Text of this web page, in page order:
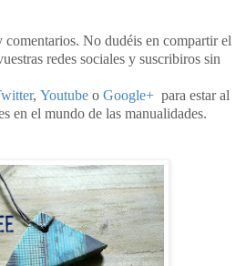
No dudéis en compartir el
redes sociales y suscribiros sin
, Youtube o Google+ para estar al
en el mundo de las manualidades.